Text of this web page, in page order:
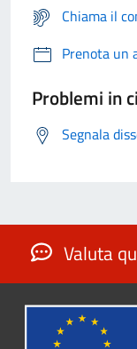
Chiama il
Prenota un
Problemi in
Segnala
Valuta